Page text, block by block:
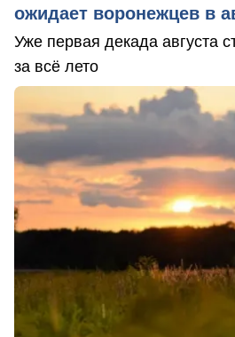
ожидает воронежцев в
Уже первая декада августа
за всё лето